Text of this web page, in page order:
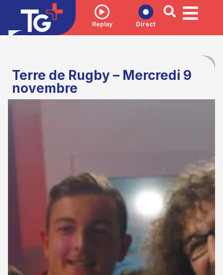
Replay Direct
Terre de Rugby – Mercredi 9
novembre